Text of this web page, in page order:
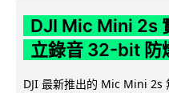
DJI Mic Mini 2s
立錄音 32-bit 防
DJI 最新推出的 Mic Mini 2s